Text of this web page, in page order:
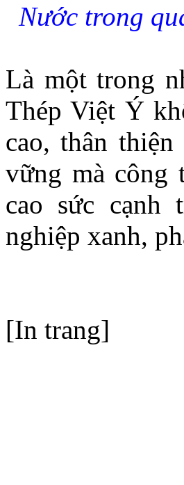
Nước trong
Là một trong
Thép Việt Ý
cao, thân
vững mà công
cao sức cạnh
nghiệp xanh,
[In trang]